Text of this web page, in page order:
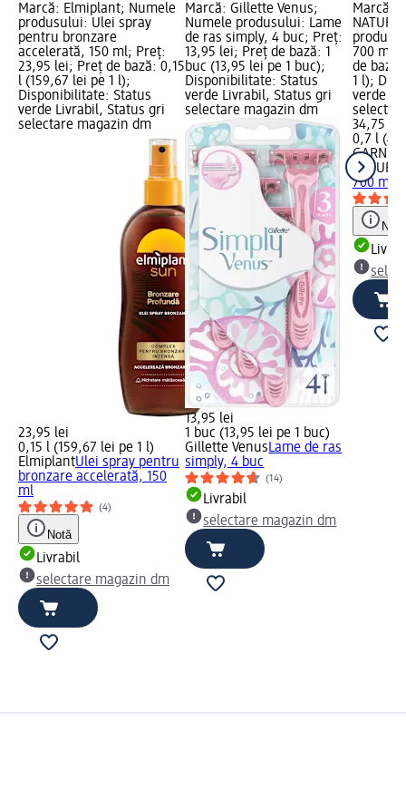
Marcă: Elmiplant; Numele
produsului: Ulei spray
pentru bronzare
accelerată, 150 ml; Preț:
23,95 lei; Preț de bază: 0,15
l (159,67 lei pe 1 l);
Disponibilitate: Status
verde Livrabil, Status gri
selectare magazin dm
23,95 lei
0,15 l (159,67 lei pe 1 l)
ElmiplantUlei spray pentru
bronzare accelerată, 150
ml
(4)
Notă
Livrabil
selectare magazin dm
Marcă: Gillette Venus;
Numele produsului: Lame
de ras simply, 4 buc; Preț:
13,95 lei; Preț de bază: 1
buc (13,95 lei pe 1 buc);
Disponibilitate: Status
verde Livrabil, Status gri
selectare magazin dm
13,95 lei
1 buc (13,95 lei pe 1 buc)
Gillette VenusLame de ras
simply, 4 buc
(14)
Livrabil
selectare magazin dm
Marcă:
700 ml;
de
1 l);
verde
34,75 lei
0,7 l
700 ml
Notă